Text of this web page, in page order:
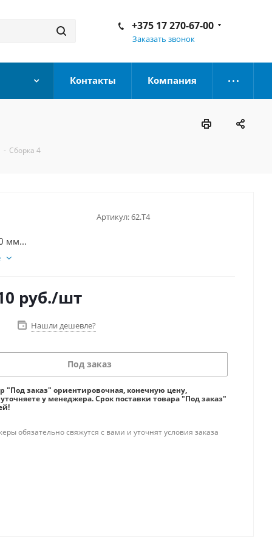
+375 17 270-67-00
Заказать звонок
Контакты Компания
- Сборка 4
Артикул:62.T4
мм...
руб./шт
Нашли дешевле?
Под заказ
"Под заказ" ориентировочная, конечную цену,
у менеджера. Срок поставки товара "Под заказ"
обязательно свяжутся с вами и уточнят условия заказа